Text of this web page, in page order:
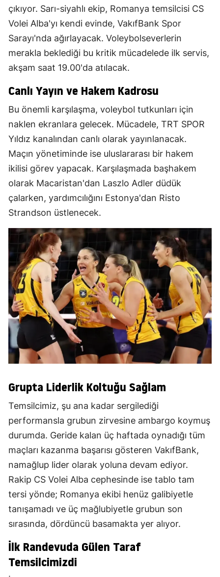
çıkıyor. Sarı-siyahlı ekip, Romanya temsilcisi CS
Volei Alba'yı kendi evinde, VakıfBank Spor
Sarayı'nda ağırlayacak. Voleybolseverlerin
merakla beklediği bu kritik mücadelede ilk servis,
akşam saat 19.00'da atılacak.
Canlı Yayın ve Hakem Kadrosu
Bu önemli karşılaşma, voleybol tutkunları için
naklen ekranlara gelecek. Mücadele, TRT SPOR
Yıldız kanalından canlı olarak yayınlanacak.
Maçın yönetiminde ise uluslararası bir hakem
ikilisi görev yapacak. Karşılaşmada başhakem
olarak Macaristan'dan Laszlo Adler düdük
çalarken, yardımcılığını Estonya'dan Risto
Strandson üstlenecek.
Grupta Liderlik Koltuğu Sağlam
Temsilcimiz, şu ana kadar sergilediği
performansla grubun zirvesine ambargo koymuş
durumda. Geride kalan üç haftada oynadığı tüm
maçları kazanma başarısı gösteren VakıfBank,
namağlup lider olarak yoluna devam ediyor.
Rakip CS Volei Alba cephesinde ise tablo tam
tersi yönde; Romanya ekibi henüz galibiyetle
tanışamadı ve üç mağlubiyetle grubun son
sırasında, dördüncü basamakta yer alıyor.
İlk Randevuda Gülen Taraf
Temsilcimizdi